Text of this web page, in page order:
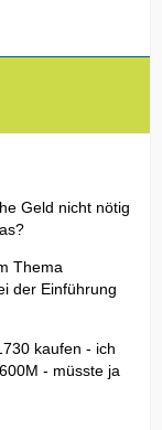
Geld nicht nötig
Thema
der Einführung
kaufen - ich
- müsste ja